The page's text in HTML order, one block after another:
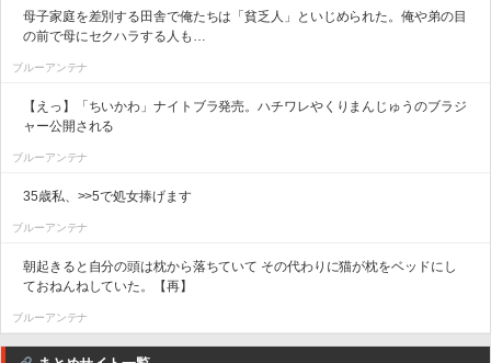
母子家庭を差別する田舎で俺たちは「貧乏人」といじめられた。俺や弟の目
の前で母にセクハラする人も…
ブルーアンテナ
【えっ】「ちいかわ」ナイトブラ発売。ハチワレやくりまんじゅうのブラジ
ャー公開される
ブルーアンテナ
35歳私、>>5で処女捧げます
ブルーアンテナ
朝起きると自分の頭は枕から落ちていて その代わりに猫が枕をベッドにし
ておねんねしていた。【再】
ブルーアンテナ